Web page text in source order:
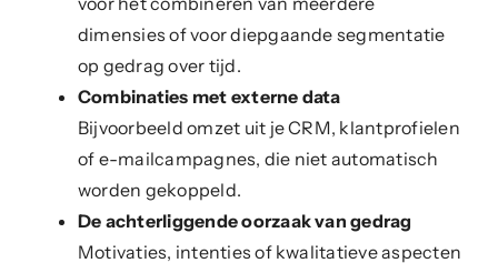
dimensies of voor diepgaande segmentatie
op gedrag over tijd.
Combinaties met externe data
Bijvoorbeeld omzet uit je CRM, klantprofielen
of e-mailcampagnes, die niet automatisch
worden gekoppeld.
De achterliggende oorzaak van gedrag
Motivaties, intenties of kwalitatieve aspecten